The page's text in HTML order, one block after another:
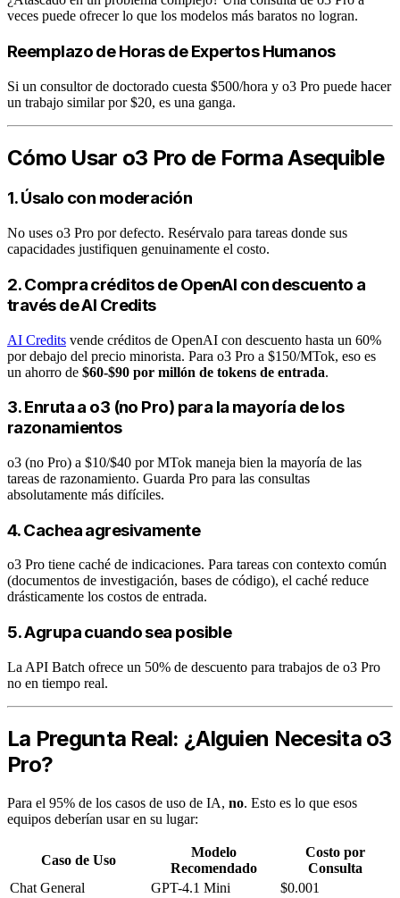
veces puede ofrecer lo que los modelos más baratos no logran.
Reemplazo de Horas de Expertos Humanos
Si un consultor de doctorado cuesta $500/hora y o3 Pro puede hacer
un trabajo similar por $20, es una ganga.
Cómo Usar o3 Pro de Forma Asequible
1. Úsalo con moderación
No uses o3 Pro por defecto. Resérvalo para tareas donde sus
capacidades justifiquen genuinamente el costo.
2. Compra créditos de OpenAI con descuento a
través de AI Credits
AI Credits vende créditos de OpenAI con descuento hasta un 60%
por debajo del precio minorista. Para o3 Pro a $150/MTok, eso es
un ahorro de $60-$90 por millón de tokens de entrada.
3. Enruta a o3 (no Pro) para la mayoría de los
razonamientos
o3 (no Pro) a $10/$40 por MTok maneja bien la mayoría de las
tareas de razonamiento. Guarda Pro para las consultas
absolutamente más difíciles.
4. Cachea agresivamente
o3 Pro tiene caché de indicaciones. Para tareas con contexto común
(documentos de investigación, bases de código), el caché reduce
drásticamente los costos de entrada.
5. Agrupa cuando sea posible
La API Batch ofrece un 50% de descuento para trabajos de o3 Pro
no en tiempo real.
La Pregunta Real: ¿Alguien Necesita o3
Pro?
Para el 95% de los casos de uso de IA, no. Esto es lo que esos
equipos deberían usar en su lugar:
Caso de Uso
Modelo
Recomendado
Costo por
Consulta
Chat General
GPT-4.1 Mini
$0.001